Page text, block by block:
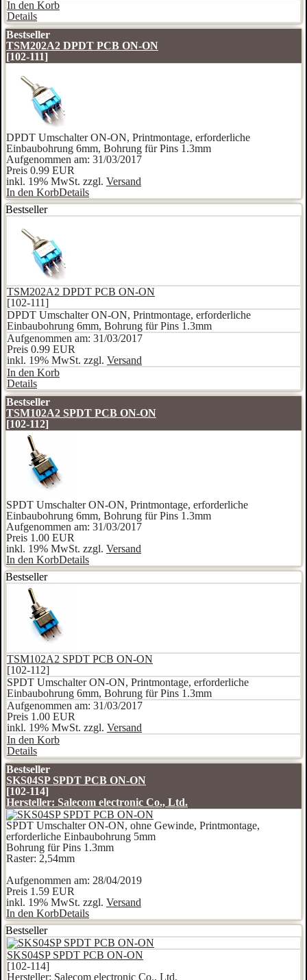
In den Korb
Details
Bestseller
TSM202A2 DPDT PCB ON-ON
[102-111]
DPDT Umschalter ON-ON, Printmontage, erforderliche
Einbaubohrung 6mm, Bohrung für Pins 1.3mm
Aufgenommen am: 31/03/2017
Preis 0.99 EUR
inkl. 19% MwSt. zzgl. Versand
In den KorbDetails
Bestseller
TSM202A2 DPDT PCB ON-ON
[102-111]
DPDT Umschalter ON-ON, Printmontage, erforderliche
Einbaubohrung 6mm, Bohrung für Pins 1.3mm
Aufgenommen am: 31/03/2017
Preis 0.99 EUR
inkl. 19% MwSt. zzgl. Versand
In den Korb
Details
Bestseller
TSM102A2 SPDT PCB ON-ON
[102-112]
SPDT Umschalter ON-ON, Printmontage, erforderliche
Einbaubohrung 6mm, Bohrung für Pins 1.3mm
Aufgenommen am: 31/03/2017
Preis 1.00 EUR
inkl. 19% MwSt. zzgl. Versand
In den KorbDetails
Bestseller
TSM102A2 SPDT PCB ON-ON
[102-112]
SPDT Umschalter ON-ON, Printmontage, erforderliche
Einbaubohrung 6mm, Bohrung für Pins 1.3mm
Aufgenommen am: 31/03/2017
Preis 1.00 EUR
inkl. 19% MwSt. zzgl. Versand
In den Korb
Details
Bestseller
SKS04SP SPDT PCB ON-ON
[102-114]
Hersteller: Salecom electronic Co., Ltd.
SPDT Umschalter ON-ON, ohne Gewinde, Printmontage,
erforderliche Einbaubohrung 5mm
Bohrung für Pins 1.3mm
Raster: 2,54mm
Aufgenommen am: 28/04/2019
Preis 1.59 EUR
inkl. 19% MwSt. zzgl. Versand
In den KorbDetails
Bestseller
SKS04SP SPDT PCB ON-ON
[102-114]
Hersteller: Salecom electronic Co., Ltd.